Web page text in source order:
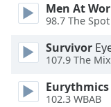
Caption
Area
Background
Men At
98.7 The Spot
Survivor
107.9 The Mix
Eurythmics
102.3 WBAB